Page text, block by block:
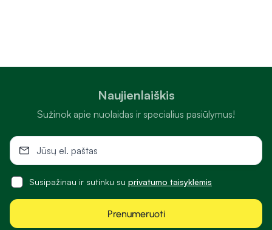
Naujienlaiškis
Sužinok apie nuolaidas ir specialius pasiūlymus!
Susipažinau ir sutinku su privatumo taisyklėmis
Prenumeruoti